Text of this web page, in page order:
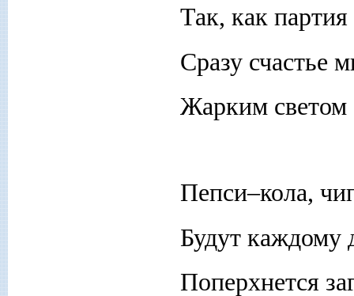
Так, как партия
Сразу счастье
Жарким светом
Пепси–кола,
Будут каждому
Поперхнется